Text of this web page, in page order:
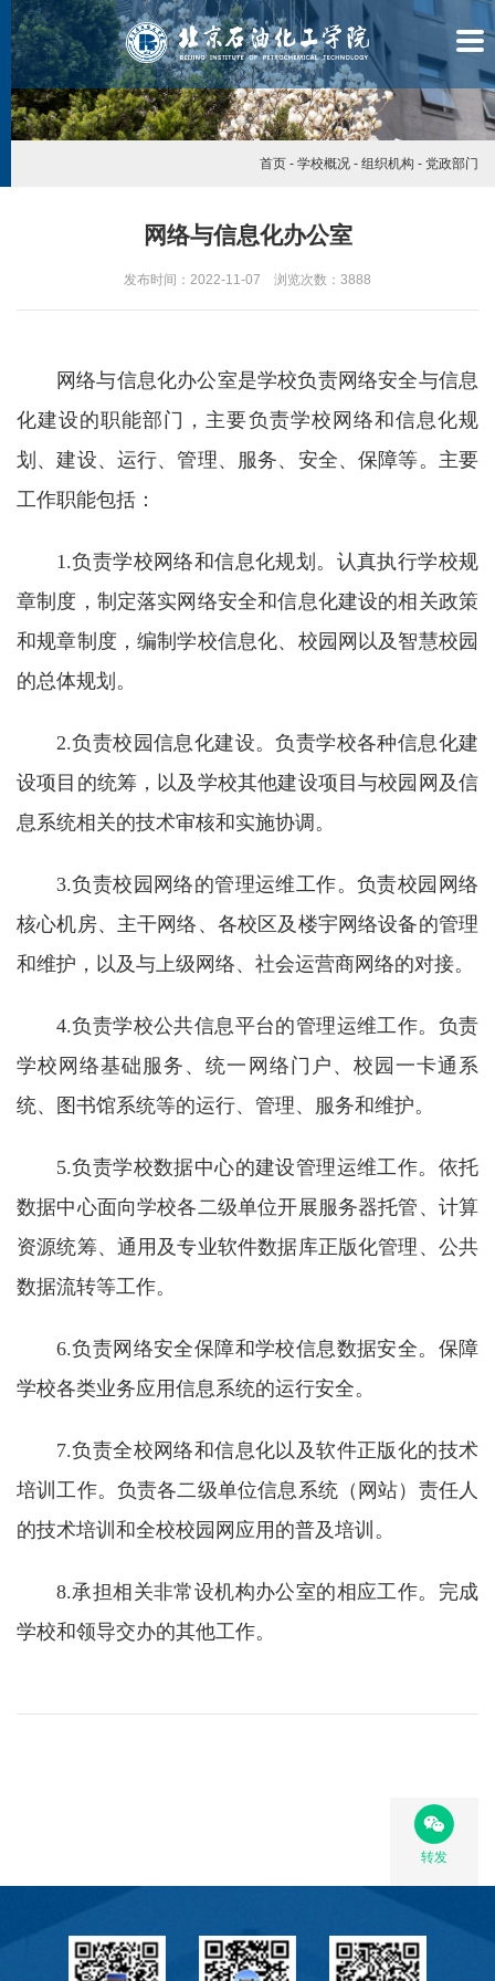
学
校
况
院
部
置
招
资
队
科
研
校
首页 - 学校概况 - 组织机构 - 党政部门
网络与信息化办公室
发布时间：2022-11-07 浏览次数： 3888
网络与信息化办公室是学校负责网络安全与信息
化建设的职能部门，主要负责学校网络和信息化规
划、建设、运行、管理、服务、安全、保障等。主要
工作职能包括：
1.负责学校网络和信息化规划。认真执行学校规
章制度，制定落实网络安全和信息化建设的相关政策
和规章制度，编制学校信息化、校园网以及智慧校园
的总体规划。
2.负责校园信息化建设。负责学校各种信息化建
设项目的统筹，以及学校其他建设项目与校园网及信
息系统相关的技术审核和实施协调。
3.负责校园网络的管理运维工作。负责校园网络
核心机房、主干网络、各校区及楼宇网络设备的管理
和维护，以及与上级网络、社会运营商网络的对接。
4.负责学校公共信息平台的管理运维工作。负责
学校网络基础服务、统一网络门户、校园一卡通系
统、图书馆系统等的运行、管理、服务和维护。
5.负责学校数据中心的建设管理运维工作。依托
数据中心面向学校各二级单位开展服务器托管、计算
资源统筹、通用及专业软件数据库正版化管理、公共
数据流转等工作。
6.负责网络安全保障和学校信息数据安全。保障
学校各类业务应用信息系统的运行安全。
7.负责全校网络和信息化以及软件正版化的技术
培训工作。负责各二级单位信息系统（网站）责任人
的技术培训和全校校园网应用的普及培训。
8.承担相关非常设机构办公室的相应工作。完成
学校和领导交办的其他工作。
转发